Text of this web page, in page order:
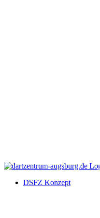
DSFZ Konzept